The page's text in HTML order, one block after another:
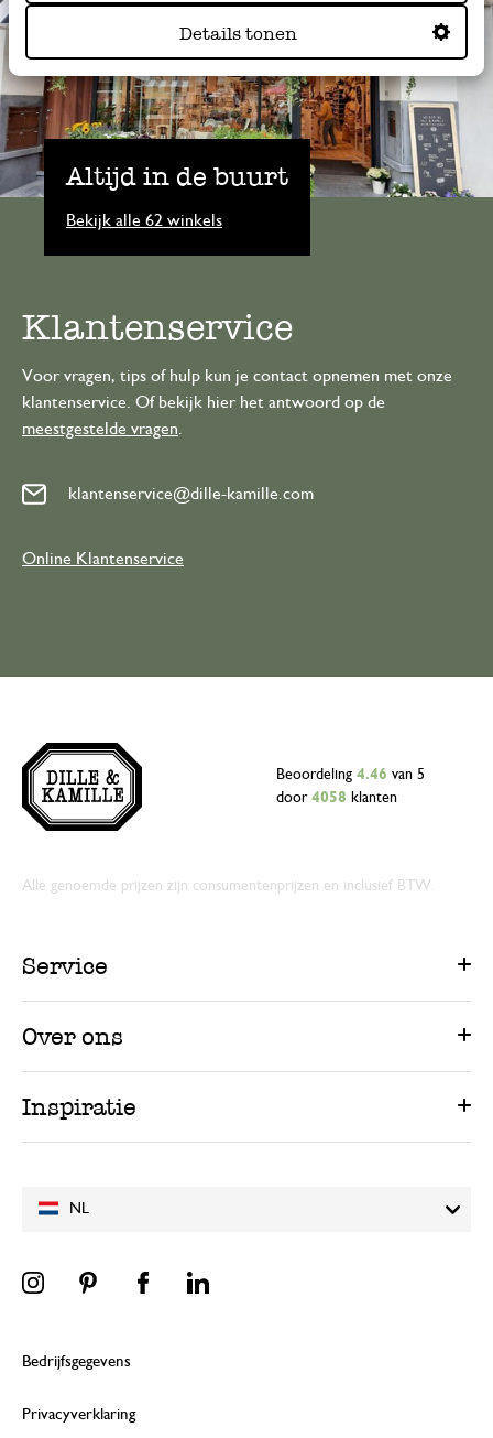
Details tonen
Altijd in de buurt
Bekijk alle 62 winkels
Klantenservice
Voor vragen, tips of hulp kun je contact opnemen met onze
klantenservice. Of bekijk hier het antwoord op de
meestgestelde vragen.
klantenservice@dille-kamille.com
Online Klantenservice
NL
Beoordeling 4.46 van 5
door 4058 klanten
Alle genoemde prijzen zijn consumentenprijzen en inclusief BTW.
Service
Over ons
Inspiratie
Bedrijfsgegevens
Privacyverklaring